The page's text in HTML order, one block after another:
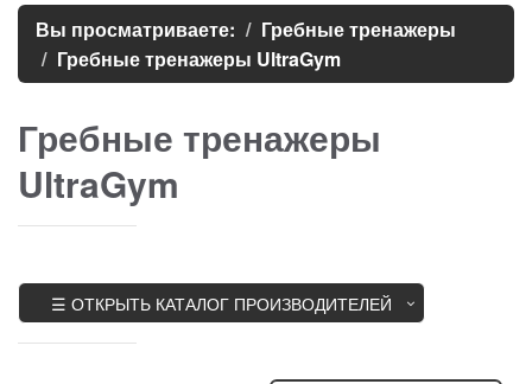
Вы просматриваете:
Гребные тренажеры
Гребные тренажеры UltraGym
Гребные тренажеры
UltraGym
☰ ОТКРЫТЬ КАТАЛОГ ПРОИЗВОДИТЕЛЕЙ